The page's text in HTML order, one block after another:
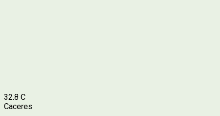
32.8 C
Caceres